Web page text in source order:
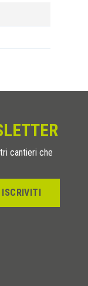
cantieri che
ISCRIVITI